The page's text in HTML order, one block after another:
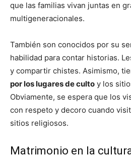
que las familias vivan juntas en
multigeneracionales.
También son conocidos por su
habilidad para contar historias.
y compartir chistes. Asimismo,
por los lugares de culto y los
Obviamente, se espera que los
con respeto y decoro cuando
sitios religiosos.
Matrimonio en la